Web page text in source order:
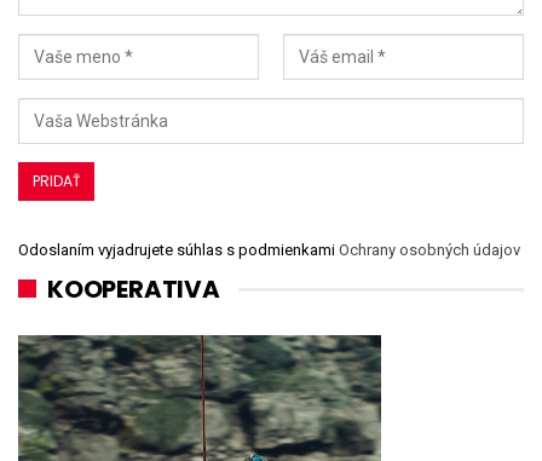
Odoslaním vyjadrujete súhlas s podmienkami Ochrany osobných údajov
KOOPERATIVA